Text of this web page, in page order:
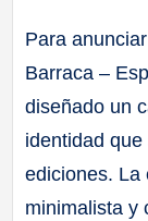
Para
Barraca –
diseñado un
identidad
ediciones. La
minimalista y